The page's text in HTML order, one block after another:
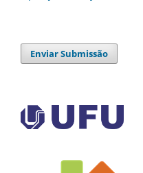
Enviar Submissão